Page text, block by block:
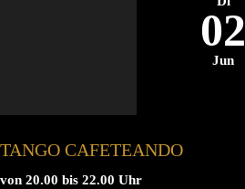
02
Jun
TANGO CAFETEANDO
von 20.00 bis 22.00 Uhr